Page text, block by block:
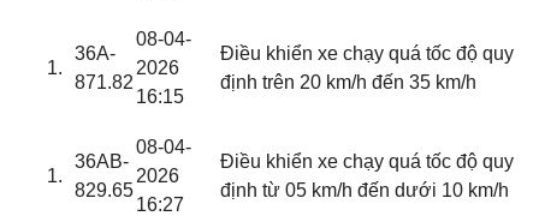
36A-
871.82
08-04-
2026
16:15
Điều khiển xe chạy quá tốc độ quy
định trên 20 km/h đến 35 km/h
36AB-
829.65
08-04-
2026
16:27
Điều khiển xe chạy quá tốc độ quy
định từ 05 km/h đến dưới 10 km/h